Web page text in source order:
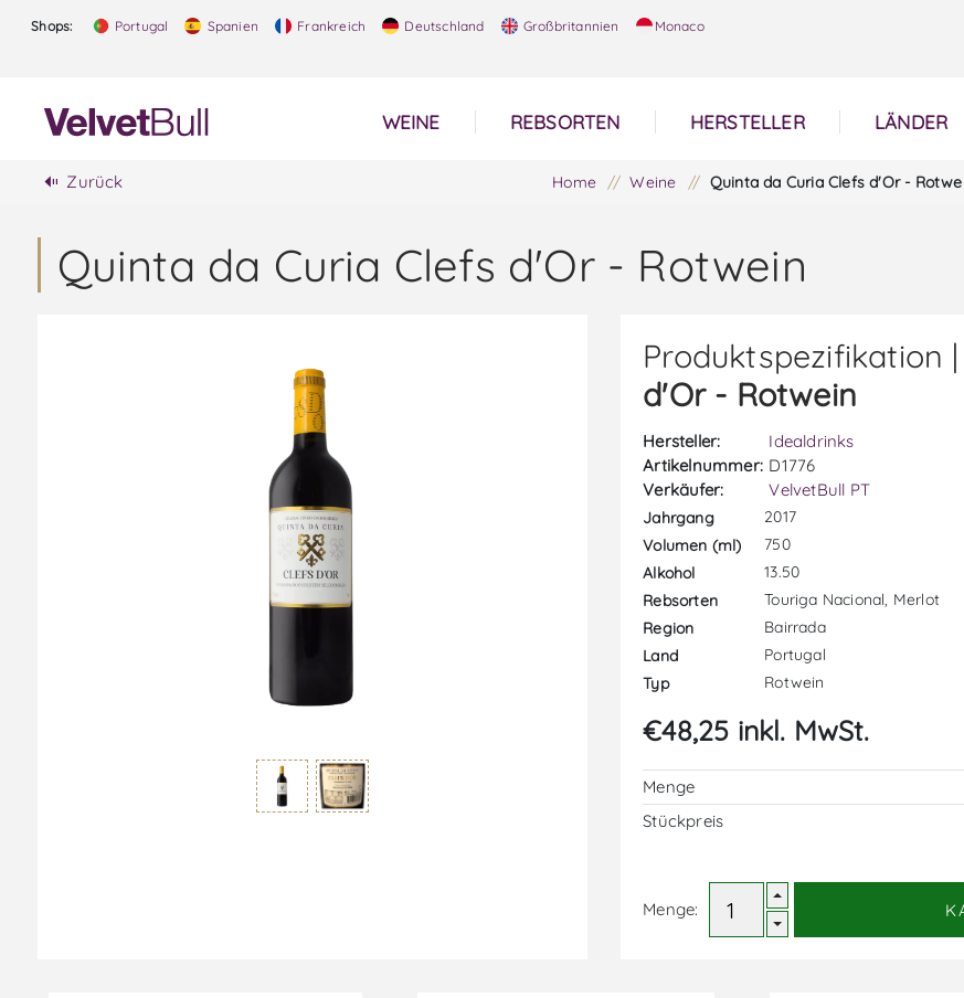
Shops: Portugal Spanien Frankreich Deutschland Großbritannien Monaco
WEINE REBSORTEN HERSTELLER LÄNDER
Zurück Home / Weine / Quinta da Curia Clefs d'Or -
Quinta da Curia Clefs d'Or - Rotwein
Produktspezifikation |
d'Or - Rotwein
Hersteller:
Idealdrinks
Artikelnummer: D1776
Verkäufer:
VelvetBull PT
Jahrgang
2017
Volumen (ml)
750
Alkohol
13.50
Rebsorten
Touriga Nacional, Merlot
Region
Bairrada
Land
Portugal
Typ
Rotwein
€48,25 inkl. MwSt.
Menge
Stückpreis
Menge: